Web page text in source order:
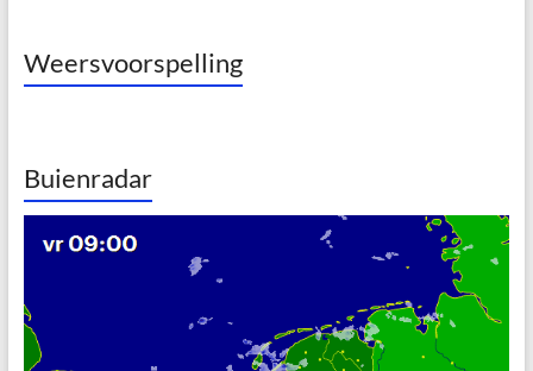
Weersvoorspelling
Buienradar